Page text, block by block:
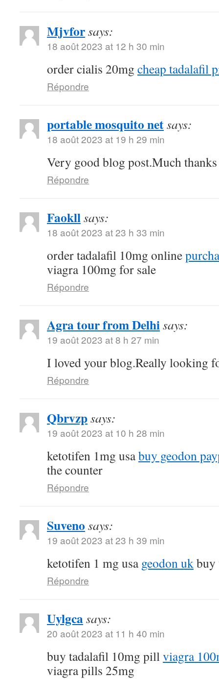
Mjvforsays:
18 août 2023 at 12 h 30 min
order cialis 20mg cheap tadalafil
Répondre
portable mosquito netsays:
18 août 2023 at 19 h 29 min
Very good blog post.Much
Répondre
Faokllsays:
18 août 2023 at 23 h 33 min
order tadalafil 10mg online
viagra 100mg for sale
Répondre
Agra tour from Delhisays:
19 août 2023 at 8 h 27 min
I loved your blog.Really looking
Répondre
Qbrvzpsays:
19 août 2023 at 10 h 28 min
ketotifen 1mg usabuy geodon
the counter
Répondre
Suveno says:
19 août 2023 at 23 h 39 min
ketotifen 1 mg usageodon ukbuy
Répondre
Uylgcasays:
20 août 2023 at 11 h 40 min
buy tadalafil 10mg pillviagra
viagra pills 25mg